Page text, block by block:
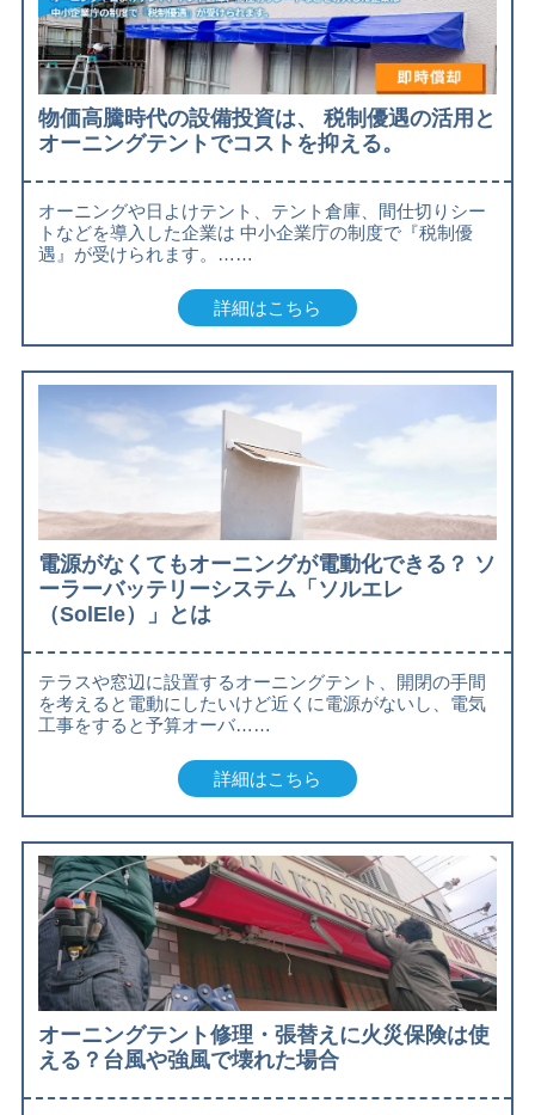
物価高騰時代の設備投資は、 税制優遇の活用と
オーニングテントでコストを抑える。
オーニングや日よけテント、テント倉庫、間仕切りシー
トなどを導入した企業は 中小企業庁の制度で『税制優
遇』が受けられます。……
詳細はこちら
電源がなくてもオーニングが電動化できる？ ソ
ーラーバッテリーシステム「ソルエレ
（SolEle）」とは
テラスや窓辺に設置するオーニングテント、開閉の手間
を考えると電動にしたいけど近くに電源がないし、電気
工事をすると予算オーバ……
詳細はこちら
オーニングテント修理・張替えに火災保険は使
える？台風や強風で壊れた場合